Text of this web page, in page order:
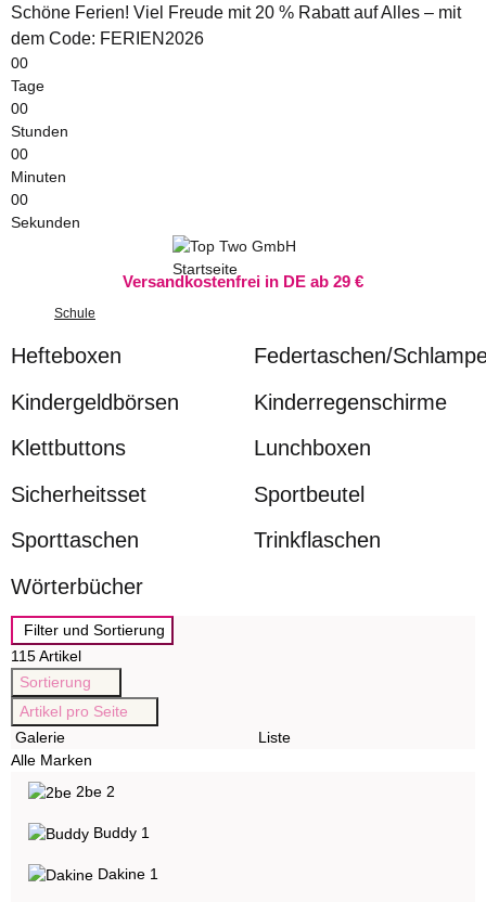
Schöne Ferien! Viel Freude mit 20 % Rabatt auf Alles – mit
dem Code: FERIEN2026
00
Tage
00
Stunden
00
Minuten
00
Sekunden
Versandkostenfrei in DE ab 29 €
Schule
Hefteboxen
Federtaschen/
Kindergeldbörsen
Kinderregenschirme
Klettbuttons
Lunchboxen
Sicherheitsset
Sportbeutel
Sporttaschen
Trinkflaschen
Wörterbücher
Filter und Sortierung
115 Artikel
Sortierung
Artikel pro Seite
Galerie
Liste
Alle Marken
2be 2
Buddy 1
Dakine 1